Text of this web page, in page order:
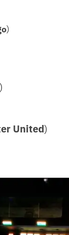
)
)
United)